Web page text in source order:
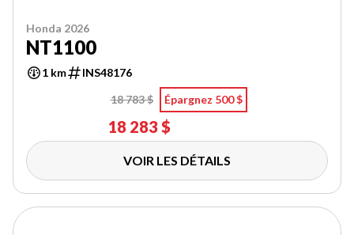
Honda 2026
NT1100
1 km
INS48176
18 783 $
Épargnez 500 $
18 283 $
VOIR LES DÉTAILS